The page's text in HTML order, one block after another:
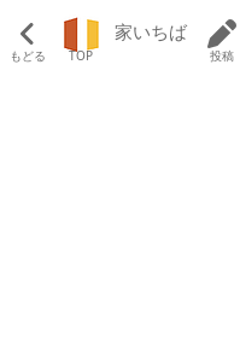
もどる TOP
家いちば
投稿